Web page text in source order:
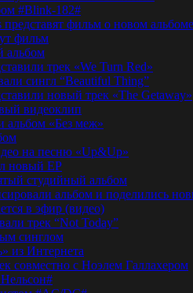
#Blink-182#
фильм о новом альбоме
фильм
альбом
трек «We Turn Red»
сингл “Beautiful Thing”
новый трек «The Getaway»
видеоклип
альбом «Без меж»
на песню «Up&Up»
новый ЕР
студийный альбом
альбом и поделились
в эфир (видео)
трек “Not Today”
синглом
из Интернета
совместно с Ноэлем Галлахером